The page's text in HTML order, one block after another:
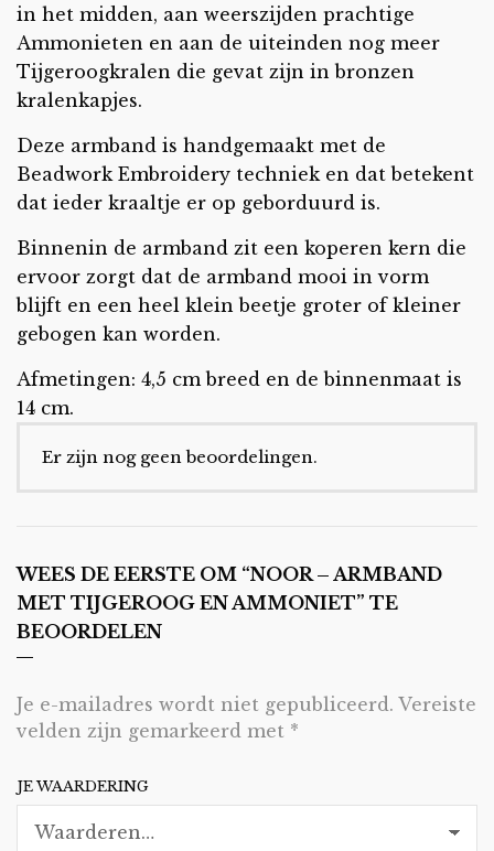
in het midden, aan weerszijden prachtige
Ammonieten en aan de uiteinden nog meer
Tijgeroogkralen die gevat zijn in bronzen
kralenkapjes.
Deze armband is handgemaakt met de
Beadwork Embroidery techniek en dat betekent
dat ieder kraaltje er op geborduurd is.
Binnenin de armband zit een koperen kern die
ervoor zorgt dat de armband mooi in vorm
blijft en een heel klein beetje groter of kleiner
gebogen kan worden.
Afmetingen: 4,5 cm breed en de binnenmaat is
14 cm.
Er zijn nog geen beoordelingen.
WEES DE EERSTE OM “NOOR – ARMBAND
MET TIJGEROOG EN AMMONIET” TE
BEOORDELEN
Je e-mailadres wordt niet gepubliceerd. Vereiste
velden zijn gemarkeerd met *
JE WAARDERING